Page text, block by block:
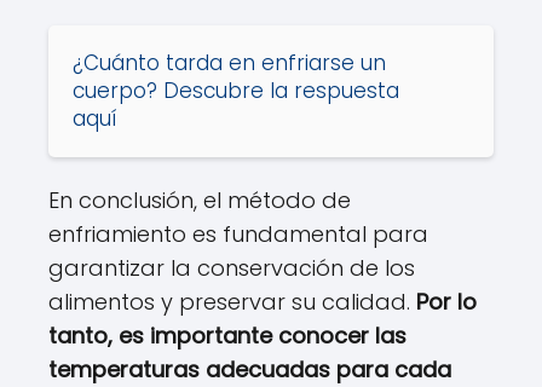
¿Cuánto tarda en enfriarse un
cuerpo? Descubre la respuesta
aquí
En conclusión, el método de
enfriamiento es fundamental para
garantizar la conservación de los
alimentos y preservar su calidad. Por lo
tanto, es importante conocer las
temperaturas adecuadas para cada